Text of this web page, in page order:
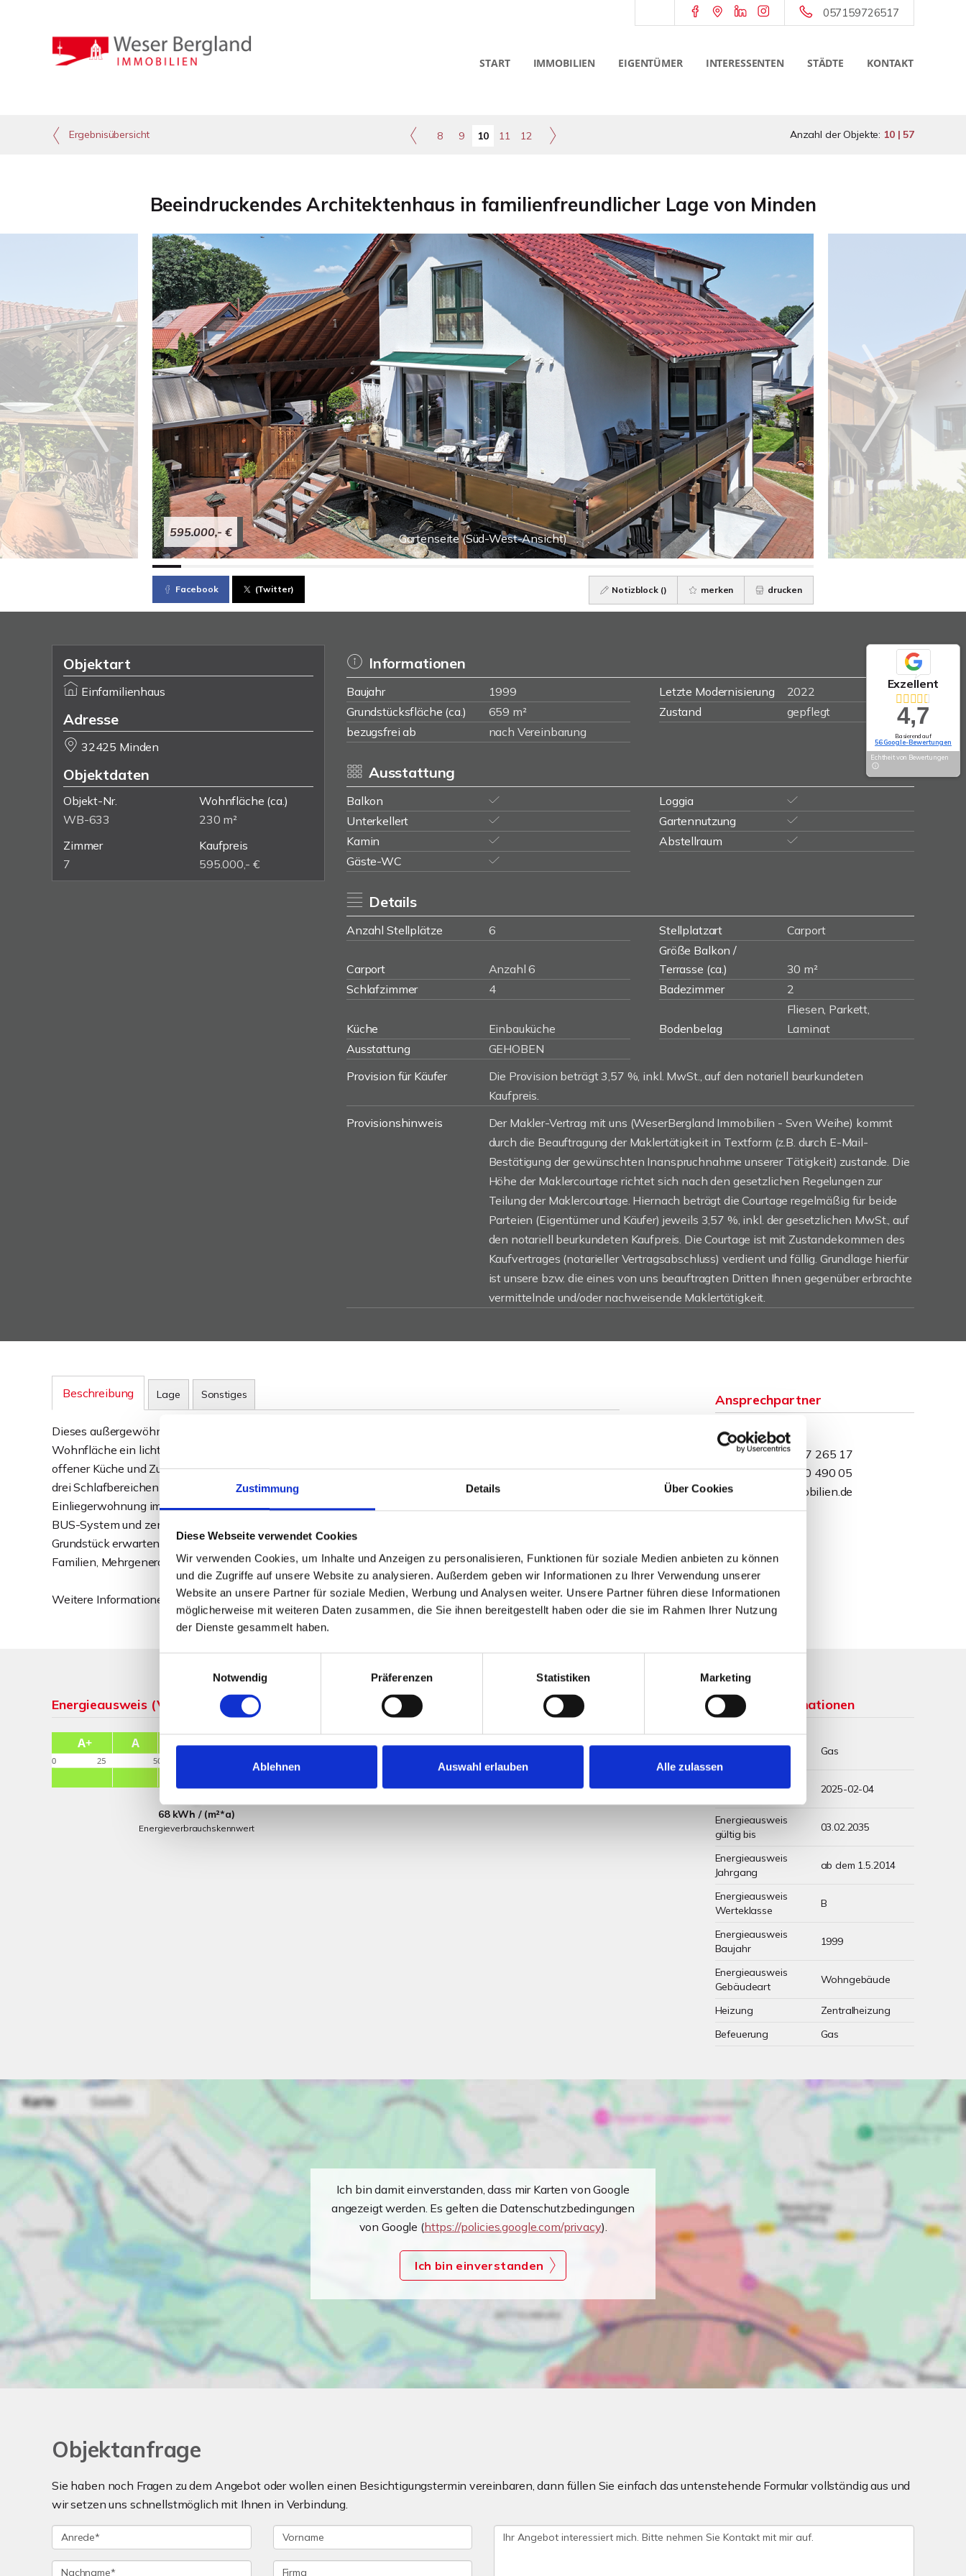
Zustimmung Details Über Cookies
Diese Webseite verwendet Cookies
Wir verwenden Cookies, um Inhalte und Anzeigen zu personalisieren, Funktionen für soziale Medien anbieten zu können
und die Zugriffe auf unsere Website zu analysieren. Außerdem geben wir Informationen zu Ihrer Verwendung unserer
Website an unsere Partner für soziale Medien, Werbung und Analysen weiter. Unsere Partner führen diese Informationen
möglicherweise mit weiteren Daten zusammen, die Sie ihnen bereitgestellt haben oder die sie im Rahmen Ihrer Nutzung
der Dienste gesammelt haben.
Notwendig
Präferenzen Statistiken Marketing
Ablehnen Auswahl erlauben Alle zulassen
057159726517
START IMMOBILIEN EIGENTÜMER INTERESSENTEN STÄDTE KONTAKT
Ergebnisübersicht 8 9 10 11 12 Anzahl der Objekte: 10 | 57
Beeindruckendes Architektenhaus in familienfreundlicher Lage von Minden
Gartenseite (Süd-West-Ansicht)
595.000,- €
Facebook (Twitter) Notizblock () merken drucken
Objektart
Einfamilienhaus
Adresse
32425 Minden
Objektdaten
Objekt-Nr.
WB-633
Wohnfläche (ca.)
230 m²
Zimmer
7
Kaufpreis
595.000,- €
Informationen
Baujahr 1999 Letzte Modernisierung
2022
Grundstücksfläche (ca.)
659 m² Zustand
gepflegt
bezugsfrei ab
nach Vereinbarung
Ausstattung
Balkon
Loggia
Unterkellert
Gartennutzung
Kamin
Abstellraum
Gäste-WC
Details
Anzahl Stellplätze 6 Stellplatzart Carport
Carport Anzahl 6
Größe Balkon /
Terrasse (ca.)
30 m²
Schlafzimmer
4 Badezimmer 2
Küche Einbauküche Bodenbelag
Fliesen, Parkett,
Laminat
Ausstattung
GEHOBEN
Provision für Käufer
Die Provision beträgt 3,57 %, inkl. MwSt., auf den notariell beurkundeten
Kaufpreis.
Provisionshinweis
Der Makler-Vertrag mit uns (WeserBergland Immobilien - Sven Weihe) kommt
durch die Beauftragung der Maklertätigkeit in Textform (z.B. durch E-Mail-
Bestätigung der gewünschten Inanspruchnahme unserer Tätigkeit) zustande. Die
Höhe der Maklercourtage richtet sich nach den gesetzlichen Regelungen zur
Teilung der Maklercourtage. Hiernach beträgt die Courtage regelmäßig für beide
Parteien (Eigentümer und Käufer) jeweils 3,57 %, inkl. der gesetzlichen MwSt., auf
den notariell beurkundeten Kaufpreis. Die Courtage ist mit Zustandekommen des
Kaufvertrages (notarieller Vertragsabschluss) verdient und fällig. Grundlage hierfür
ist unsere bzw. die eines von uns beauftragten Dritten Ihnen gegenüber erbrachte
vermittelnde und/oder nachweisende Maklertätigkeit.
Beschreibung Lage Sonstiges
Dieses außergewöhnliche Architektenhaus in ruhiger Stadtrandlage von Minden bietet auf ca. 230 m²
Wohnfläche ein lichtdurchflutetes und flexibles Raumkonzept. Der großzügige Wohnbereich mit Galerie,
offener Küche und Zugang zur sonnigen Süd-West-Terrasse schafft ein einladendes Ambiente. Neben bis zu
drei Schlafbereichen und einem stilvollen Badezimmer überzeugt das Haus mit einer separaten
Einliegerwohnung im Souterrain. Hochwertige Ausstattungsdetails wie Specksteinofen, Fußbodenheizung,
BUS-System und zentrale Staubsaugeranlage runden das Angebot ab. Auf dem ca. 659 m² großen
Grundstück erwarten Sie ein liebevoll gestalteter Garten sowie sechs Stellplätze. Ein tolles Zuhause für
Familien, Mehrgenerationen oder die Verbindung von Wohnen und Arbeiten.
Weitere Informationen erhalten Sie in unserem Exposé.
Ansprechpartner
Sven Weihe
Telefon: 0571 597 265 17
Telefax: 0571 870 490 05
weihe@wb-immobilien.de
Energieausweis (Verbrauchsausweis)
68 kWh / (m²*a)
Energieverbrauchskennwert
Weitere Informationen
Wesentlicher
Gas
2025-02-04
Energieausweis
gültig bis
03.02.2035
Energieausweis
Jahrgang
ab dem 1.5.2014
Energieausweis
Werteklasse
B
Energieausweis
Baujahr
1999
Energieausweis
Gebäudeart
Wohngebäude
Heizung
Zentralheizung
Befeuerung
Gas
Ich bin damit einverstanden, dass mir Karten von Google
angezeigt werden. Es gelten die Datenschutzbedingungen
von Google (https://policies.google.com/privacy).
Ich bin einverstanden
Objektanfrage
Sie haben noch Fragen zu dem Angebot oder wollen einen Besichtigungstermin vereinbaren, dann füllen Sie einfach das untenstehende Formular vollständig aus und
wir setzen uns schnellstmöglich mit Ihnen in Verbindung.
Exzellent
4,7
Basierend auf
56 Google-Bewertungen
Echtheit von Bewertungen